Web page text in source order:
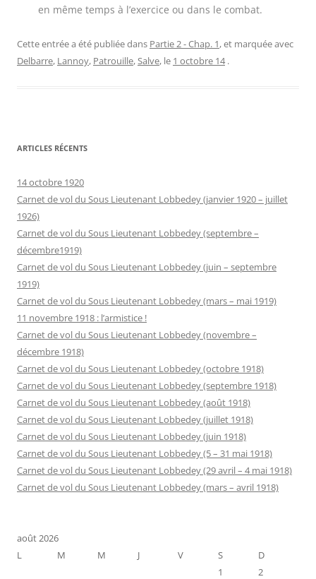
en même temps à l’exercice ou dans le combat.
Cette entrée a été publiée dans Partie 2 - Chap. 1, et marquée avec
Delbarre, Lannoy, Patrouille,Salve, le 1 octobre 14 .
ARTICLES RÉCENTS
14 octobre 1920
Carnet de vol du Sous Lieutenant Lobbedey (janvier 1920 – juillet
1926)
Carnet de vol du Sous Lieutenant Lobbedey (septembre –
décembre1919)
Carnet de vol du Sous Lieutenant Lobbedey (juin – septembre
1919)
Carnet de vol du Sous Lieutenant Lobbedey (mars – mai 1919)
11 novembre 1918 : l’armistice !
Carnet de vol du Sous Lieutenant Lobbedey (novembre –
décembre 1918)
Carnet de vol du Sous Lieutenant Lobbedey (octobre 1918)
Carnet de vol du Sous Lieutenant Lobbedey (septembre 1918)
Carnet de vol du Sous Lieutenant Lobbedey (août 1918)
Carnet de vol du Sous Lieutenant Lobbedey (juillet 1918)
Carnet de vol du Sous Lieutenant Lobbedey (juin 1918)
Carnet de vol du Sous Lieutenant Lobbedey (5 – 31 mai 1918)
Carnet de vol du Sous Lieutenant Lobbedey (29 avril – 4 mai 1918)
Carnet de vol du Sous Lieutenant Lobbedey (mars – avril 1918)
août 2026
L
M M J V S
D
1
2